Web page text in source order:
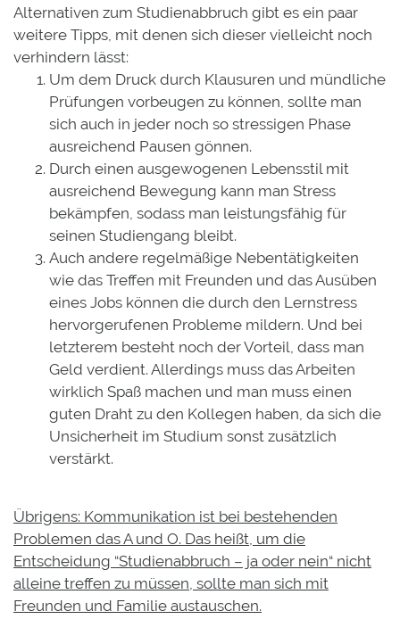
Alternativen zum Studienabbruch gibt es ein paar
weitere Tipps, mit denen sich dieser vielleicht noch
verhindern lässt:
Um dem Druck durch Klausuren und mündliche
Prüfungen vorbeugen zu können, sollte man
sich auch in jeder noch so stressigen Phase
ausreichend Pausen gönnen.
Durch einen ausgewogenen Lebensstil mit
ausreichend Bewegung kann man Stress
bekämpfen, sodass man leistungsfähig für
seinen Studiengang bleibt.
Auch andere regelmäßige Nebentätigkeiten
wie das Treffen mit Freunden und das Ausüben
eines Jobs können die durch den Lernstress
hervorgerufenen Probleme mildern. Und bei
letzterem besteht noch der Vorteil, dass man
Geld verdient. Allerdings muss das Arbeiten
wirklich Spaß machen und man muss einen
guten Draht zu den Kollegen haben, da sich die
Unsicherheit im Studium sonst zusätzlich
verstärkt.
Übrigens: Kommunikation ist bei bestehenden
Problemen das A und O. Das heißt, um die
Entscheidung “Studienabbruch – ja oder nein“ nicht
alleine treffen zu müssen, sollte man sich mit
Freunden und Familie austauschen.